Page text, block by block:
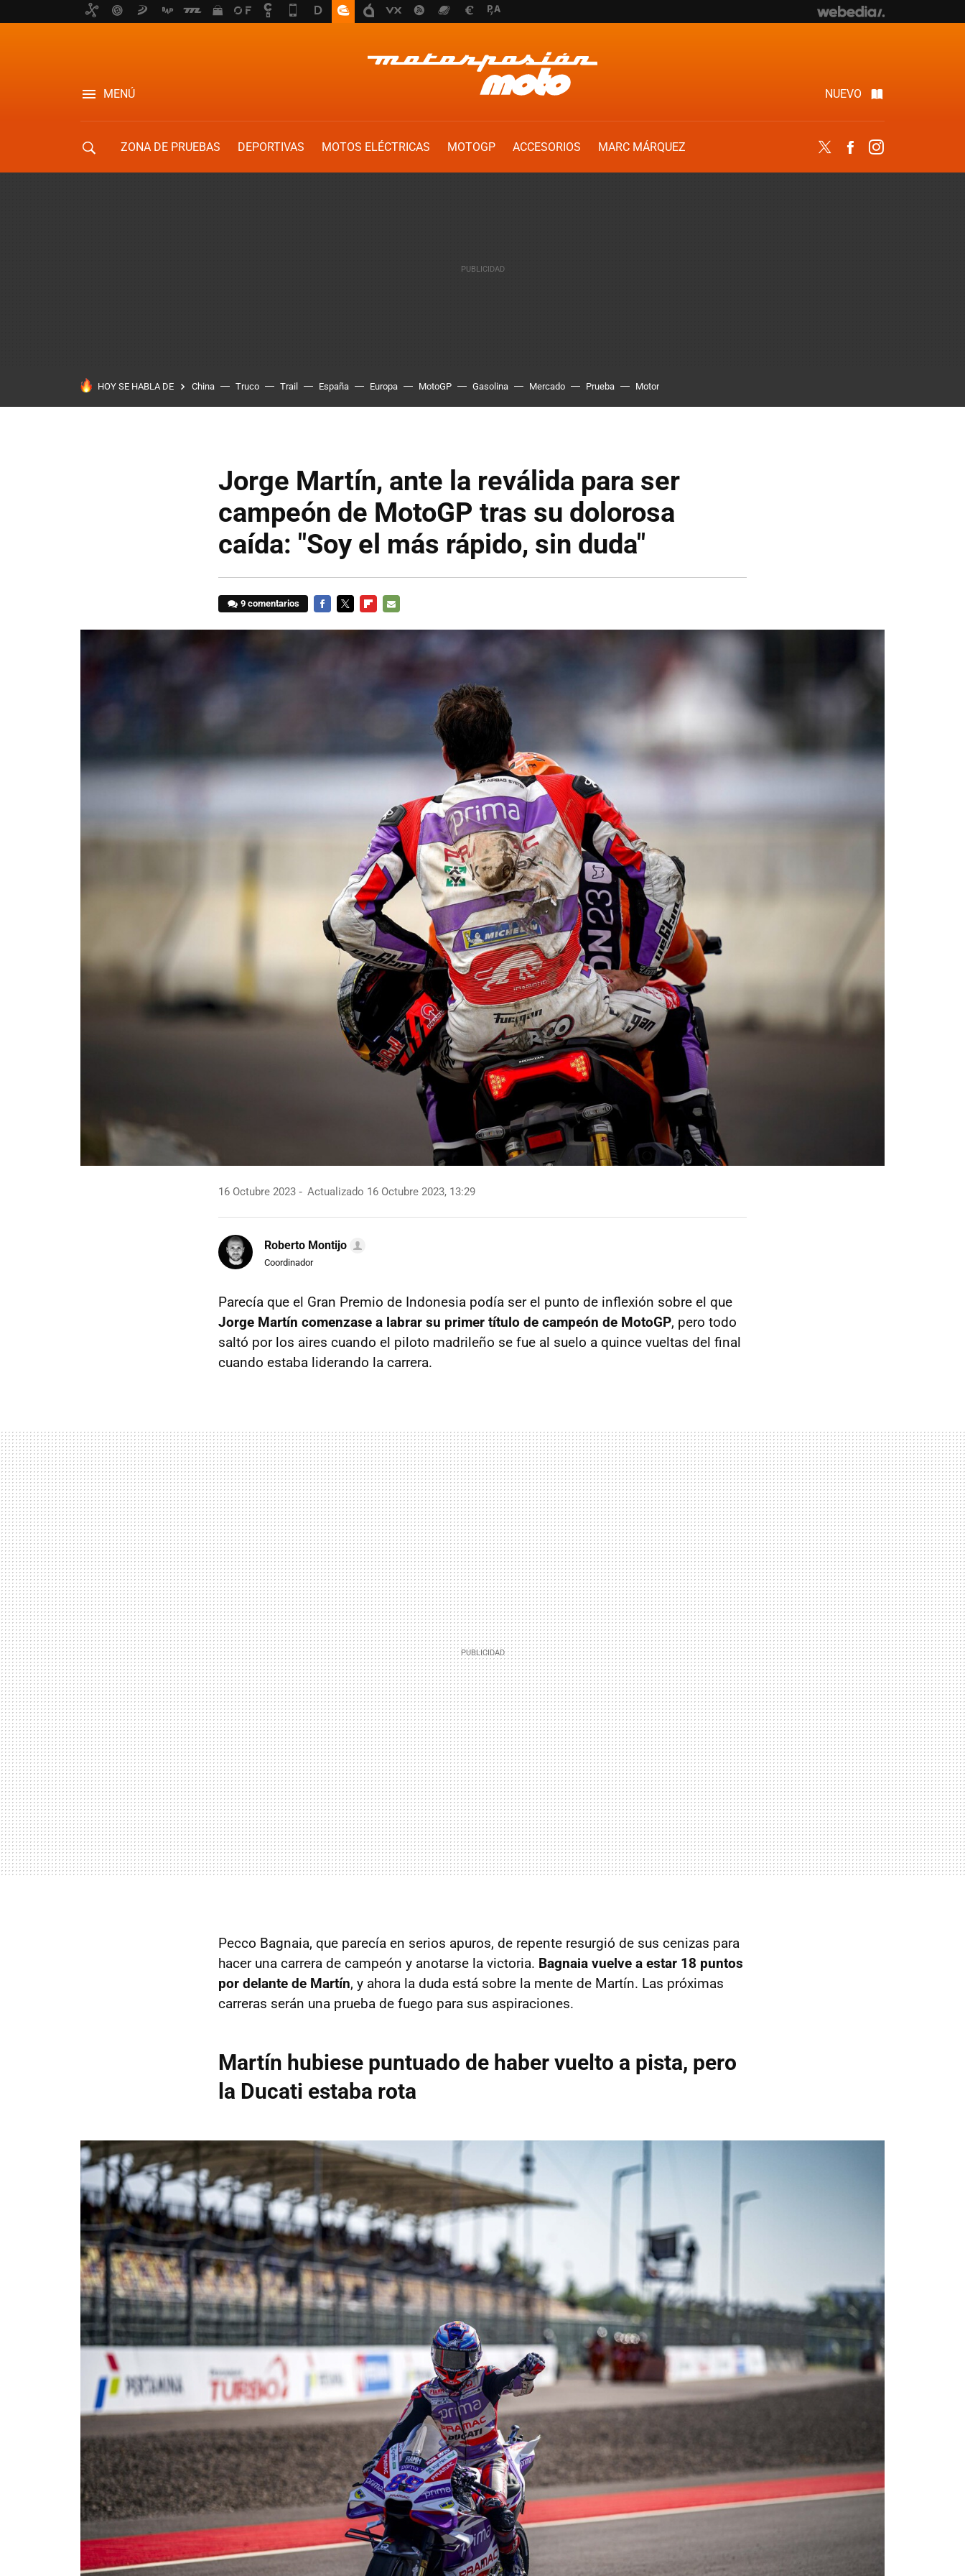
MENÚ NUEVO
ZONA DE PRUEBAS DEPORTIVAS MOTOS ELÉCTRICAS MOTOGP ACCESORIOS
MARC MÁRQUEZ
Twitter Facebook
HOY SE HABLA DE China Truco Trail España Europa MotoGP Gasolina Mercado Prueba Motor
Jorge Martín, ante la reválida para ser
campeón de MotoGP tras su dolorosa
caída: "Soy el más rápido, sin duda"
9 comentarios
16 Octubre 2023 Actualizado 16 Octubre 2023, 13:29
Roberto Montijo
Coordinador
Parecía que el Gran Premio de Indonesia podía ser el punto de inflexión sobre el que
Jorge Martín comenzase a labrar su primer título de campeón de MotoGP, pero todo
saltó por los aires cuando el piloto madrileño se fue al suelo a quince vueltas del final
cuando estaba liderando la carrera.
Pecco Bagnaia, que parecía en serios apuros, de repente resurgió de sus cenizas para
hacer una carrera de campeón y anotarse la victoria. Bagnaia vuelve a estar 18 puntos
por delante de Martín, y ahora la duda está sobre la mente de Martín. Las próximas
carreras serán una prueba de fuego para sus aspiraciones.
Martín hubiese puntuado de haber vuelto a pista, pero
la Ducati estaba rota